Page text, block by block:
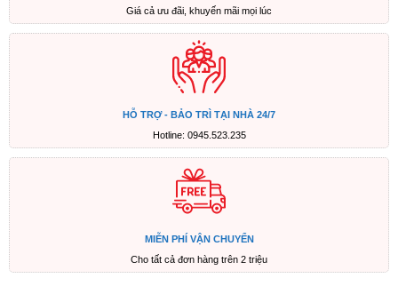
Giá cả ưu đãi, khuyến mãi mọi lúc
HỖ TRỢ - BẢO TRÌ TẠI NHÀ 24/7
Hotline: 0945.523.235
MIỄN PHÍ VẬN CHUYỂN
Cho tất cả đơn hàng trên 2 triệu